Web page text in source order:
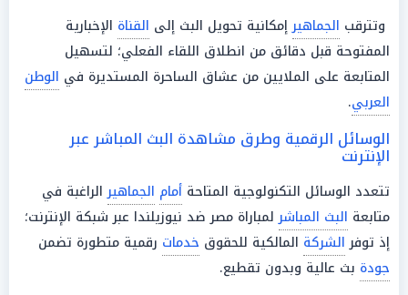
وتترقب الجماهيرإمكانية تحويل البث إلى القناة الإخبارية
المفتوحة قبل دقائق من انطلاق اللقاء الفعلي؛ لتسهيل
المتابعة على الملايين من عشاق الساحرة المستديرة في الوطن
العربي.
الوسائل الرقمية وطرق مشاهدة البث المباشر عبر
الإنترنت
تتعدد الوسائل التكنولوجية المتاحة أمام الجماهيرالراغبة في
متابعة البث المباشرلمباراة مصر ضد نيوزيلندا عبر شبكة الإنترنت؛
إذ توفرالشركة المالكية للحقوق خدمات رقمية متطورة تضمن
جودة بث عالية وبدون تقطيع.